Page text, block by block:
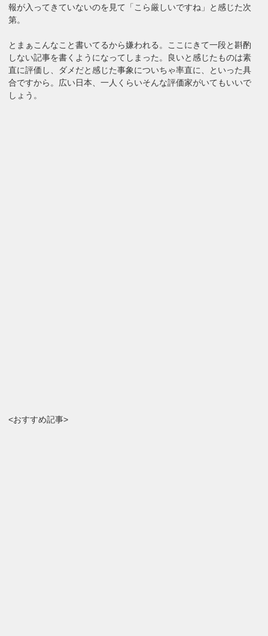
報が入ってきていないのを見て「こら厳しいですね」と感じた次
第。
とまぁこんなこと書いてるから嫌われる。ここにきて一段と斟酌
しない記事を書くようになってしまった。良いと感じたものは素
直に評価し、ダメだと感じた事象についちゃ率直に、といった具
合ですから。広い日本、一人くらいそんな評価家がいてもいいで
しょう。
<おすすめ記事>